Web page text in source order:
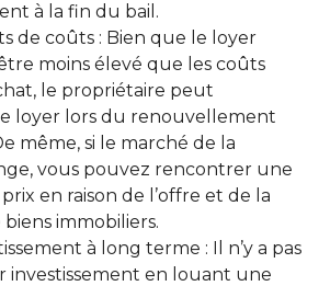
à la fin du bail.
de coûts : Bien que le loyer
moins élevé que les coûts
le propriétaire peut
loyer lors du renouvellement
même, si le marché de la
vous pouvez rencontrer une
en raison de l’offre et de la
immobiliers.
à long terme : Il n’y a pas
investissement en louant une